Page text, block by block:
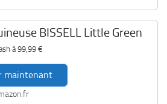
BISSELL Little Green
à99,99 €
maintenant